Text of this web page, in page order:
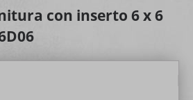
con inserto 6 x 6